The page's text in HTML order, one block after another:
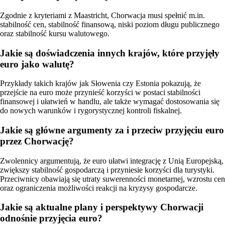
Zgodnie z kryteriami z Maastricht, Chorwacja musi spełnić m.in.
stabilność cen, stabilność finansową, niski poziom długu publicznego
oraz stabilność kursu walutowego.
Jakie są doświadczenia innych krajów, które przyjęły
euro jako walutę?
Przykłady takich krajów jak Słowenia czy Estonia pokazują, że
przejście na euro może przynieść korzyści w postaci stabilności
finansowej i ułatwień w handlu, ale także wymagać dostosowania się
do nowych warunków i rygorystycznej kontroli fiskalnej.
Jakie są główne argumenty za i przeciw przyjęciu euro
przez Chorwację?
Zwolennicy argumentują, że euro ułatwi integrację z Unią Europejską,
zwiększy stabilność gospodarczą i przyniesie korzyści dla turystyki.
Przeciwnicy obawiają się utraty suwerenności monetarnej, wzrostu cen
oraz ograniczenia możliwości reakcji na kryzysy gospodarcze.
Jakie są aktualne plany i perspektywy Chorwacji
odnośnie przyjęcia euro?